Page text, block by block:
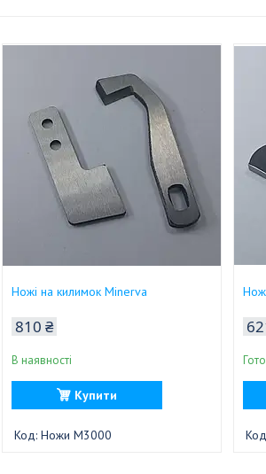
Ножі на килимок Minerva
810 ₴
В наявності
Купити
Ножи M3000